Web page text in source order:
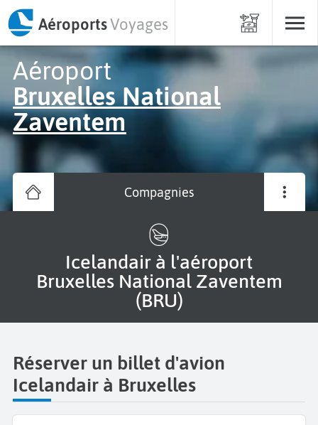
AéroportsVoyages
Aéroport
Bruxelles National
Zaventem
Compagnies
Icelandair à l'aéroport
Bruxelles National Zaventem
(BRU)
Réserver un billet d'avion
Icelandair à Bruxelles